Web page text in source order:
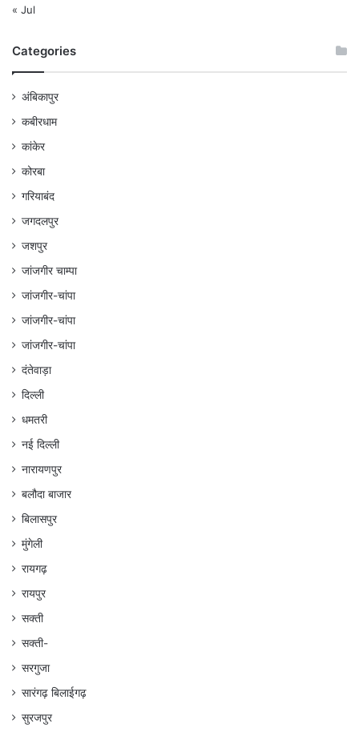
« Jul
Categories
अंबिकापुर
कबीरधाम
कांकेर
कोरबा
गरियाबंद
जगदलपुर
जशपुर
जांजगीर चाम्पा
जांजगीर-चांपा
जांजगीर-चांपा
जांजगीर-चांपा
दंतेवाड़ा
दिल्ली
धमतरी
नई दिल्ली
नारायणपुर
बलौदा बाजार
बिलासपुर
मुंगेली
रायगढ़
रायपुर
सक्ती
सक्ती-
सरगुजा
सारंगढ़ बिलाईगढ़
सुरजपुर